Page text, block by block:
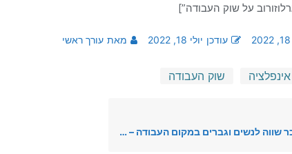
עודכן יולי 18, 2022 מאת עורך ראשי
אינפלציה שוק העבודה
לנשים וגברים במקום העבודה – מדריך למעסיק/ה